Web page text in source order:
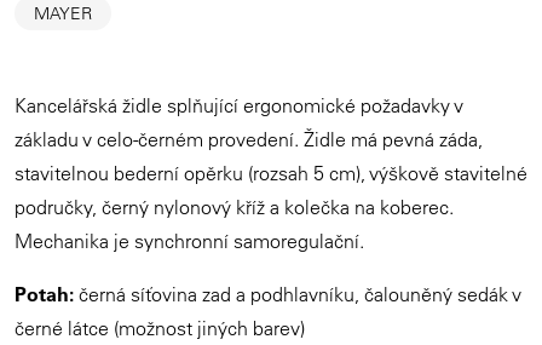
MAYER
Kancelářská židle splňující ergonomické požadavky v
základu v celo-černém provedení. Židle má pevná záda,
stavitelnou bederní opěrku (rozsah 5 cm), výškově stavitelné
područky, černý nylonový kříž a kolečka na koberec.
Mechanika je synchronní samoregulační.
Potah: černá síťovina zad a podhlavníku, čalouněný sedák v
černé látce (možnost jiných barev)